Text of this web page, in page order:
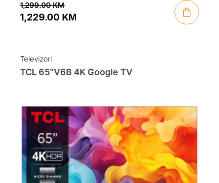
1,299.00KM
was:
1,299.00 KM.
1,229.00 KM
is:
1,229.00 KM.
Televizori
TCL 65″V6B 4K Google TV